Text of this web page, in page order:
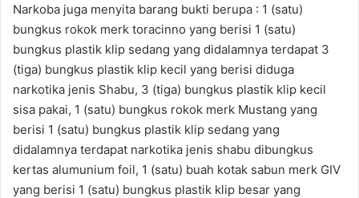
Narkoba juga menyita barang bukti berupa : 1 (satu)
bungkus rokok merk toracinno yang berisi 1 (satu)
bungkus plastik klip sedang yang didalamnya terdapat 3
(tiga) bungkus plastik klip kecil yang berisi diduga
narkotika jenis Shabu, 3 (tiga) bungkus plastik klip kecil
sisa pakai, 1 (satu) bungkus rokok merk Mustang yang
berisi 1 (satu) bungkus plastik klip sedang yang
didalamnya terdapat narkotika jenis shabu dibungkus
kertas alumunium foil, 1 (satu) buah kotak sabun merk GIV
yang berisi 1 (satu) bungkus plastik klip besar yang